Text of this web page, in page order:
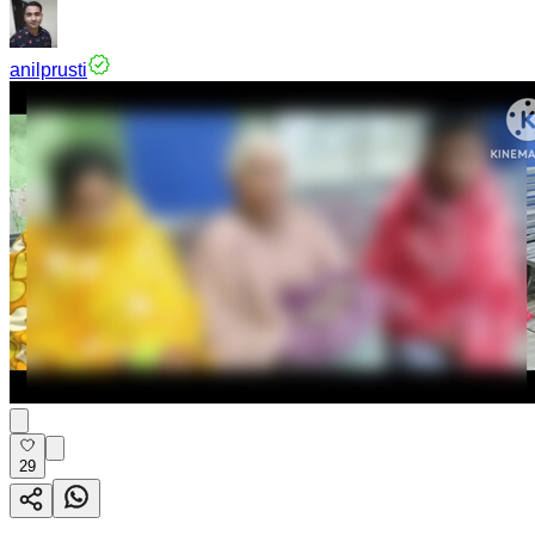
anilprusti
29